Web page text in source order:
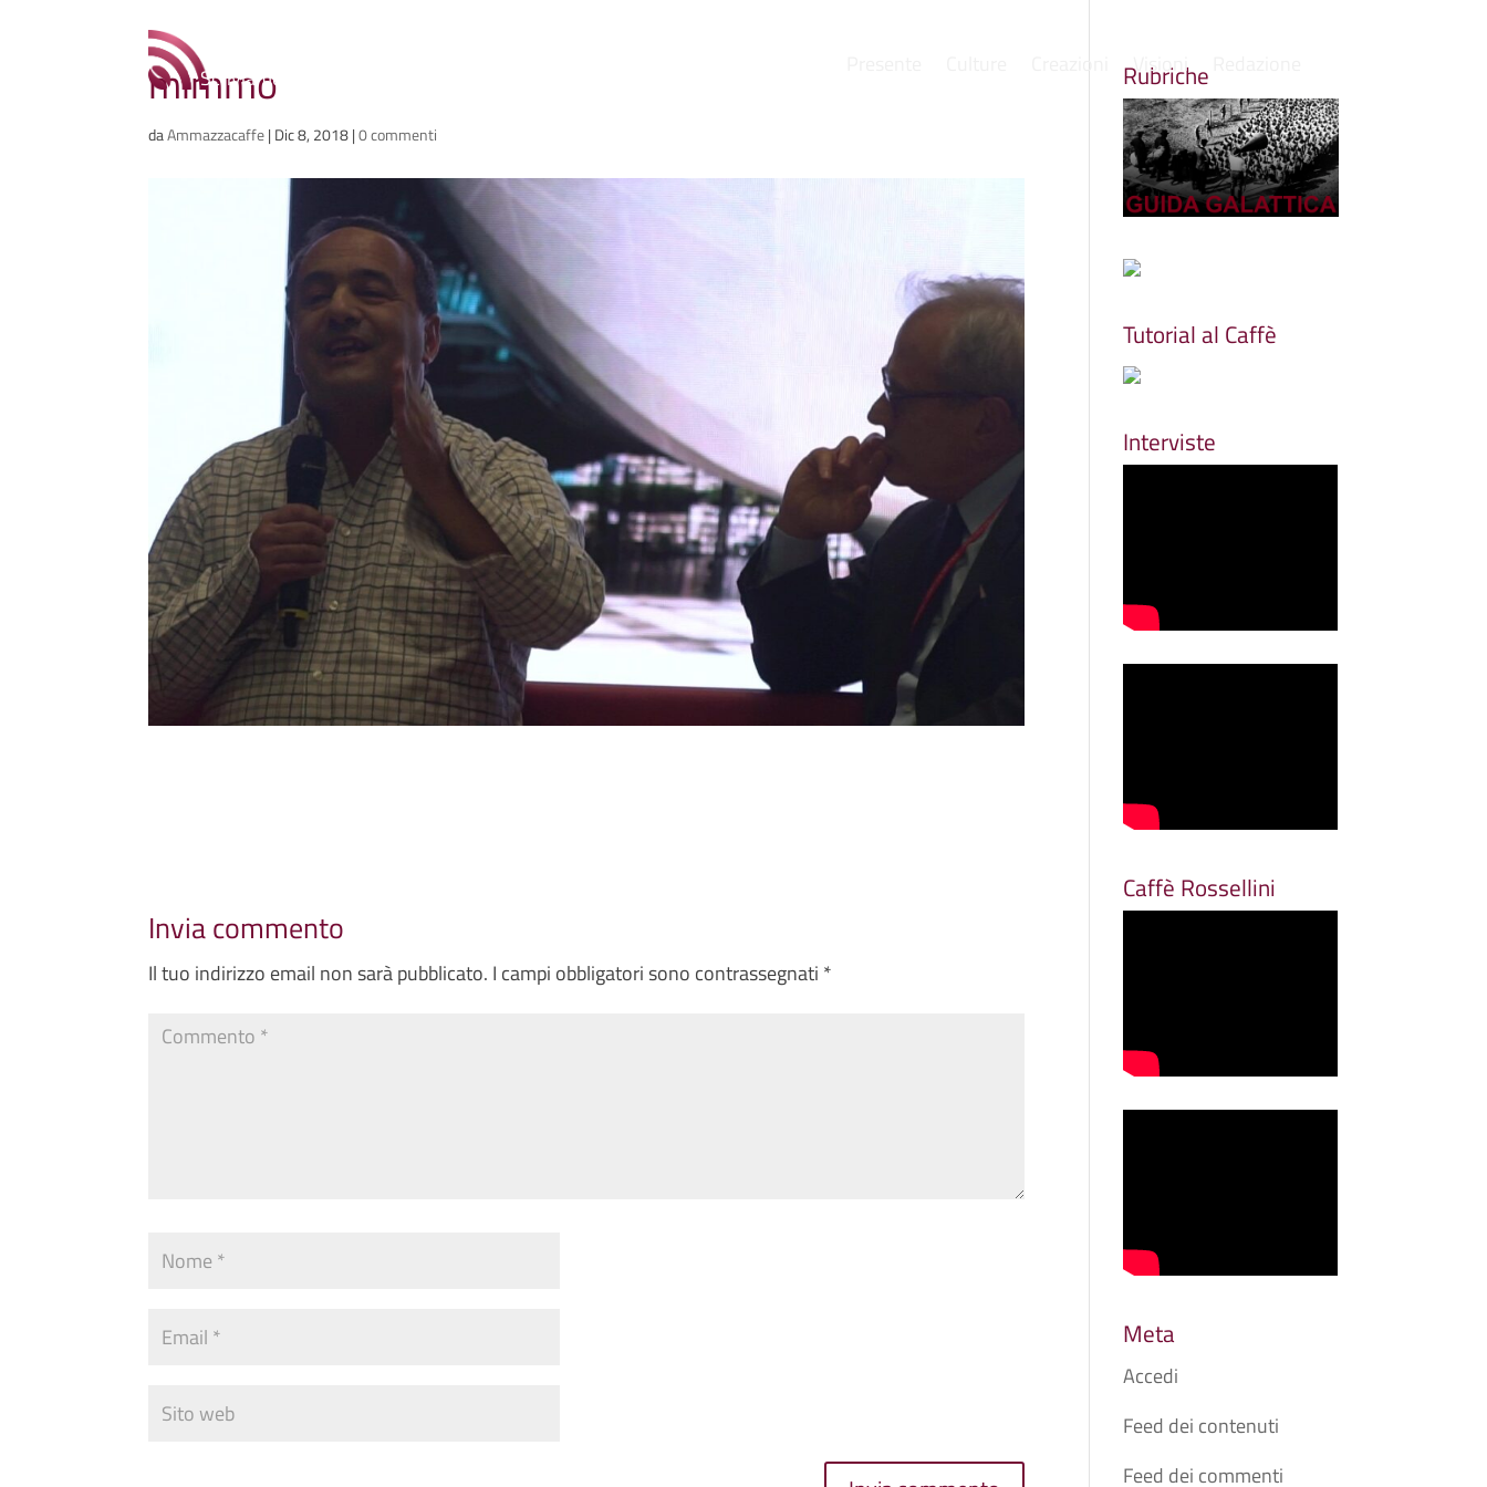
Ammazzacaffè
Scriviamo cose, intervistiamo gente Visioni
mimmo
daAmmazzacaffe|Dic 8, 2018|0 commenti
Invia commento
Il tuo indirizzo email non sarà pubblicato. I campi obbligatori sono contrassegnati *
Rubriche
Tutorial al Caffè
Interviste
Caffè Rossellini
Meta
Accedi
Feed dei contenuti
Feed dei commenti